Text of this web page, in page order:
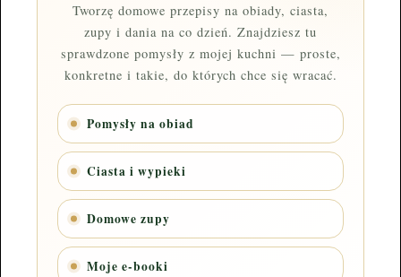
Tworzę domowe przepisy na obiady, ciasta,
zupy i dania na co dzień. Znajdziesz tu
sprawdzone pomysły z mojej kuchni — proste,
konkretne i takie, do których chce się wracać.
Pomysły na obiad
Ciasta i wypieki
Domowe zupy
Moje e-booki